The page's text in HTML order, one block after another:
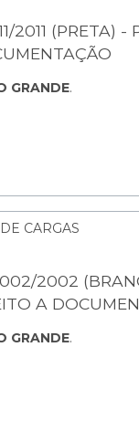
2011 (PRETA) -
GRANDE.
CARGAS
2002
A
GRANDE.